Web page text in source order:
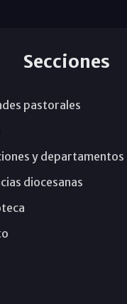
Secciones
pastorales
y departamentos
diocesanas